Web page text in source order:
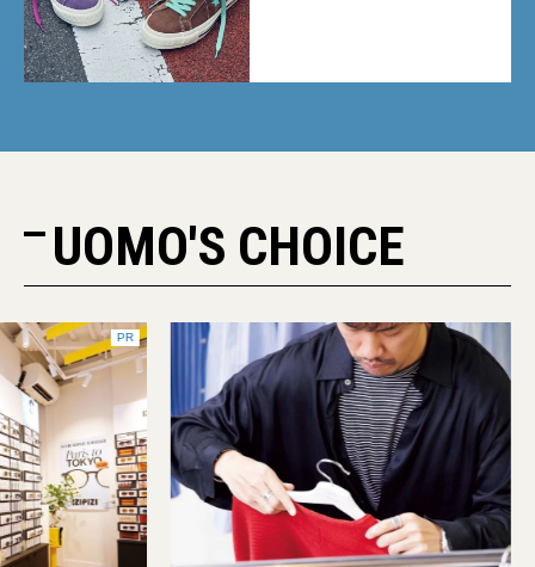
UOMO'S CHOICE
PR